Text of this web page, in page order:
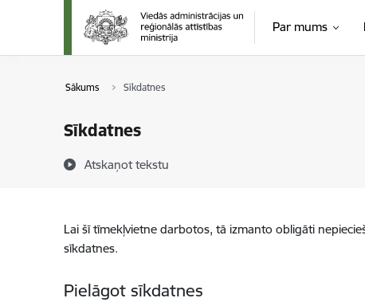
Pāriet uz lapas saturu
Par mums
Sākums Sīkdatnes
Sīkdatnes
Atskaņot tekstu
Lai šī tīmekļvietne darbotos, tā izmanto obligāti
sīkdatnes.
Pielāgot sīkdatnes